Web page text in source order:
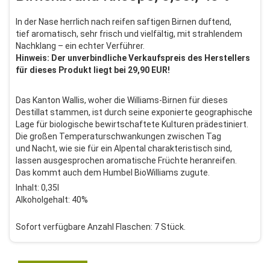
In der Nase herrlich nach reifen saftigen Birnen duftend,
tief aromatisch, sehr frisch und vielfältig, mit strahlendem
Nachklang – ein echter Verführer.
Hinweis: Der unverbindliche Verkaufspreis des Herstellers
für dieses Produkt liegt bei 29,90 EUR!
Das Kanton Wallis, woher die Williams-Birnen für dieses
Destillat stammen, ist durch seine exponierte geographische
Lage für biologische bewirtschaftete Kulturen prädestiniert.
Die großen Temperaturschwankungen zwischen Tag
und Nacht, wie sie für ein Alpental charakteristisch sind,
lassen ausgesprochen aromatische Früchte heranreifen.
Das kommt auch dem Humbel BioWilliams zugute.
Inhalt: 0,35l
Alkoholgehalt: 40%
Sofort verfügbare Anzahl Flaschen: 7 Stück.